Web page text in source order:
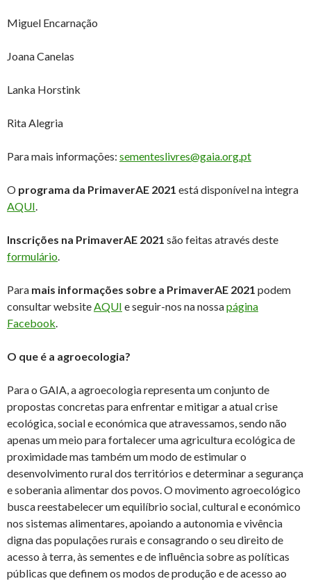
Miguel Encarnação
Joana Canelas
Lanka Horstink
Rita Alegria
Para mais informações: sementeslivres@gaia.org.pt
O programa da PrimaverAE 2021 está disponível na integra
AQUI.
Inscrições na PrimaverAE 2021 são feitas através deste
formulário.
Para mais informações sobre a PrimaverAE 2021 podem
consultar websiteAQUI e seguir-nos na nossapágina
Facebook.
O que é a agroecologia?
Para o GAIA, a agroecologia representa um conjunto de
propostas concretas para enfrentar e mitigar a atual crise
ecológica, social e económica que atravessamos, sendo não
apenas um meio para fortalecer uma agricultura ecológica de
proximidade mas também um modo de estimular o
desenvolvimento rural dos territórios e determinar a segurança
e soberania alimentar dos povos. O movimento agroecológico
busca reestabelecer um equilíbrio social, cultural e económico
nos sistemas alimentares, apoiando a autonomia e vivência
digna das populações rurais e consagrando o seu direito de
acesso à terra, às sementes e de influência sobre as políticas
públicas que definem os modos de produção e de acesso ao